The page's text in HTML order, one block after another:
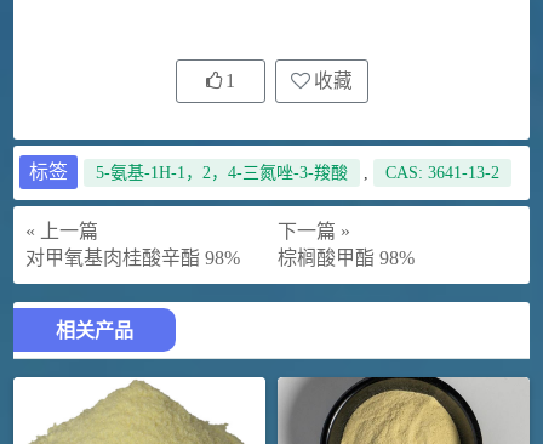
1 收藏
标签 5-氨基-1H-1，2，4-三氮唑-3-羧酸 , CAS: 3641-13-2
« 上一篇
对甲氧基肉桂酸辛酯 98%
下一篇 »
棕榈酸甲酯 98%
相关产品